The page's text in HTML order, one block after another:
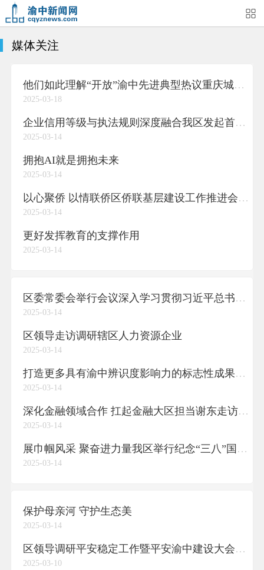
首页
渝中新闻 特别关注 部门动态 街道快讯
企业信息 吃在渝中 住在渝中 行在渝中
媒体关注
他们如此理解“开放”渝中先进典型热议重庆城市精神③
2025-03-18
企业信用等级与执法规则深度融合我区发起首个“信用+执法”跨机构专项检查
2025-03-14
拥抱AI就是拥抱未来
2025-03-14
以心聚侨 以情联侨区侨联基层建设工作推进会召开
2025-03-14
更好发挥教育的支撑作用
2025-03-14
区委常委会举行会议深入学习贯彻习近平总书记重要讲话精神研究加快打造超大城市中心城区现代化治理渝中样板等工作
2025-03-14
区领导走访调研辖区人力资源企业
2025-03-14
打造更多具有渝中辨识度影响力的标志性成果奋力实现一季度“开门红”谢东调研标志性成果打造工作
2025-03-14
深化金融领域合作 扛起金融大区担当谢东走访中国人民银行重庆市分行
2025-03-14
展巾帼风采 聚奋进力量我区举行纪念“三八”国际妇女节115周年大会暨“渝中好美·绽放她力量”圆桌对话活动
2025-03-14
保护母亲河 守护生态美
2025-03-14
区领导调研平安稳定工作暨平安渝中建设大会精神贯彻落实情况
2025-03-10